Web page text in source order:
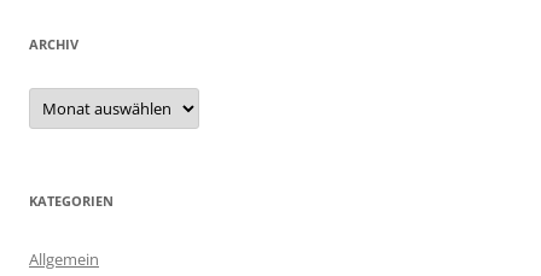
ARCHIV
Archiv
KATEGORIEN
Allgemein